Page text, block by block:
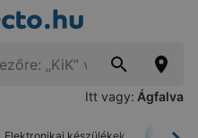
Itt vagy: Ágfalva